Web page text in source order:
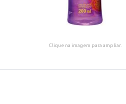
Clique na imagem para ampliar.